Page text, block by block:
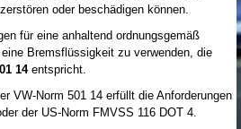
oder beschädigen können.
für eine anhaltend ordnungsgemäß
Bremsflüssigkeit zu verwenden, die
14entspricht.
VW-Norm 501 14 erfüllt die Anforderungen
der US-Norm FMVSS 116 DOT 4.